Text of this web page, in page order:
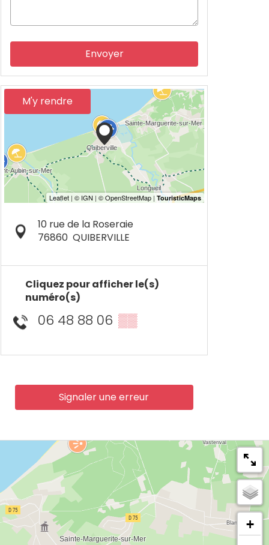
Envoyer
M'y rendre
10 rue de la Roseraie
76860 QUIBERVILLE
Cliquez pour afficher le(s)
numéro(s)
06 48 88 06 ▒▒
Signaler une erreur
+